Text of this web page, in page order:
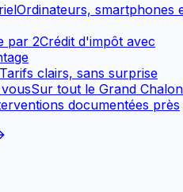
Ordinateurs, smartphones
par 2Crédit d'impôt avec
Tarifs clairs, sans surprise
Sur tout le Grand Chalon
documentées près